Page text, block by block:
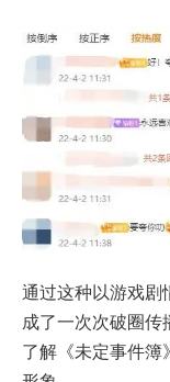
通过这种以游戏剧
成了一次次破圈
了解《未定事件簿